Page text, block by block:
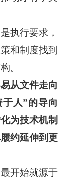
行要求，
和制度找到
。
从文件走向
人”的导向
为技术机制
约延伸到更
始就源于